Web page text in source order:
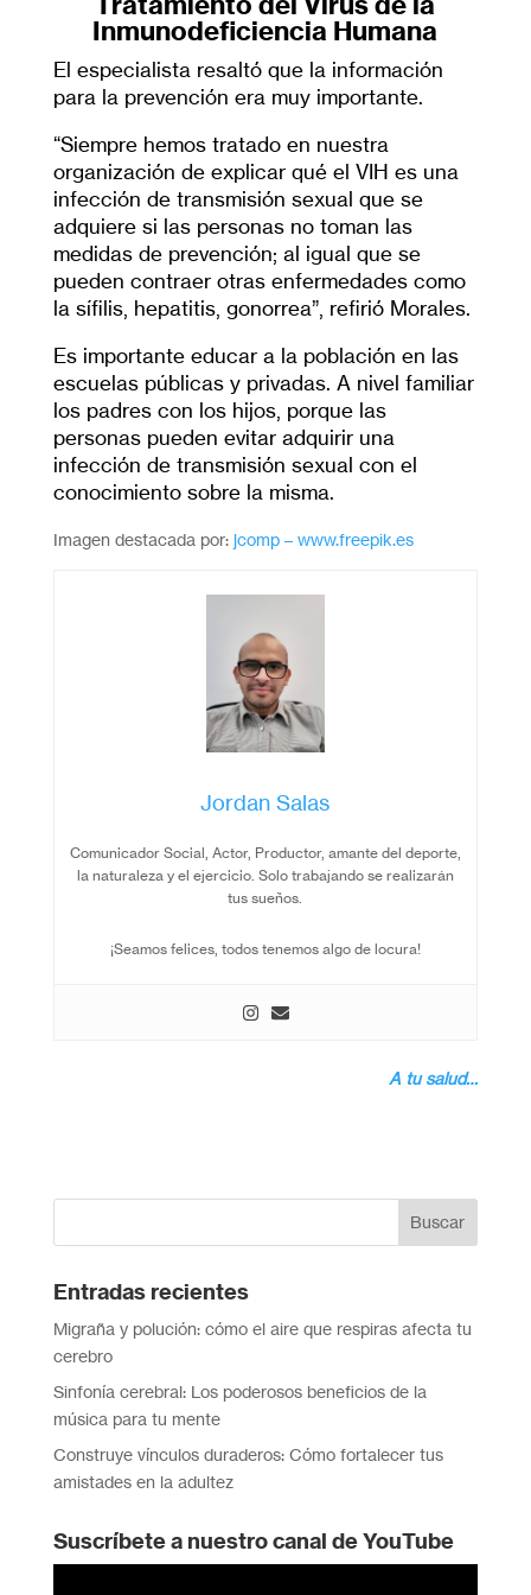
Inmunodeficiencia Humana
El especialista resaltó que la información
para la prevención era muy importante.
“Siempre hemos tratado en nuestra
organización de explicar qué el VIH es una
infección de transmisión sexual que se
adquiere si las personas no toman las
medidas de prevención; al igual que se
pueden contraer otras enfermedades como
la sífilis, hepatitis, gonorrea”, refirió Morales.
Es importante educar a la población en las
escuelas públicas y privadas. A nivel familiar
los padres con los hijos, porque las
personas pueden evitar adquirir una
infección de transmisión sexual con el
conocimiento sobre la misma.
Imagen destacada por: jcomp – www.freepik.es
Jordan Salas
Comunicador Social, Actor, Productor, amante del deporte,
la naturaleza y el ejercicio. Solo trabajando se realizarán
tus sueños.
¡Seamos felices, todos tenemos algo de locura!
A tu salud…
Entradas recientes
Migraña y polución: cómo el aire que respiras afecta tu
cerebro
Sinfonía cerebral: Los poderosos beneficios de la
música para tu mente
Construye vínculos duraderos: Cómo fortalecer tus
amistades en la adultez
Suscríbete a nuestro canal de YouTube